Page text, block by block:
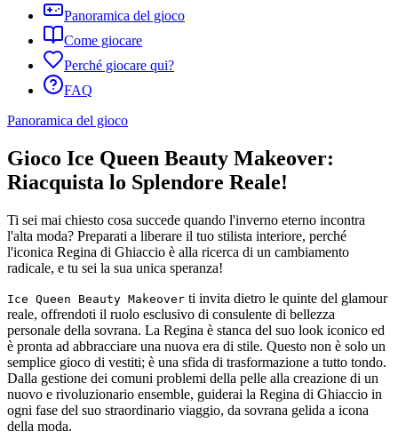
Panoramica del gioco
Come giocare
Perché giocare qui?
FAQ
Panoramica del gioco
Gioco Ice Queen Beauty Makeover:
Riacquista lo Splendore Reale!
Ti sei mai chiesto cosa succede quando l'inverno eterno incontra
l'alta moda? Preparati a liberare il tuo stilista interiore, perché
l'iconica Regina di Ghiaccio è alla ricerca di un cambiamento
radicale, e tu sei la sua unica speranza!
Ice Queen Beauty Makeover ti invita dietro le quinte del glamour
reale, offrendoti il ruolo esclusivo di consulente di bellezza
personale della sovrana. La Regina è stanca del suo look iconico ed
è pronta ad abbracciare una nuova era di stile. Questo non è solo un
semplice gioco di vestiti; è una sfida di trasformazione a tutto tondo.
Dalla gestione dei comuni problemi della pelle alla creazione di un
nuovo e rivoluzionario ensemble, guiderai la Regina di Ghiaccio in
ogni fase del suo straordinario viaggio, da sovrana gelida a icona
della moda.